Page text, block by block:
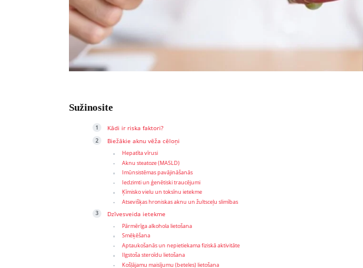
Sužinosite
Kādi ir riska faktori?
Biežākie aknu vēža cēloņi
Hepatīta vīrusi
Aknu steatoze (MASLD)
Imūnsistēmas pavājināšanās
Iedzimti un ģenētiski traucējumi
Ķīmisko vielu un toksīnu ietekme
Atsevišķas hroniskas aknu un žultsceļu slimības
Dzīvesveida ietekme
Pārmērīga alkohola lietošana
Smēķēšana
Aptaukošanās un nepietiekama fiziskā aktivitāte
Ilgstoša steroīdu lietošana
Košļājamu maisījumu (beteles) lietošana